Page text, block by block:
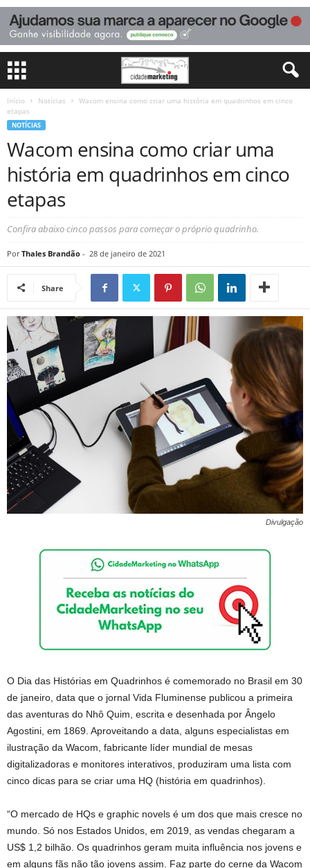
Início Notícias
Wacom ensina como criar uma história em quadrinhos em cinco
etapas
NOTÍCIAS
Wacom ensina como criar uma
história em quadrinhos em cinco
etapas
Confira abaixo cinco passos para começar o próprio quadrinho.
Por Thales Brandão - 28 de janeiro de 2021
Share
Divulgação
O Dia das Histórias em Quadrinhos é comemorado no Brasil em 30
de janeiro, data que o jornal Vida Fluminense publicou a primeira
das aventuras do Nhô Quim, escrita e desenhada por Ângelo
Agostini, em 1869. Aproveitando a data, alguns especialistas em
ilustração da Wacom, fabricante líder mundial de mesas
digitalizadoras e monitores interativos, produziram uma lista com
cinco dicas para se criar uma HQ (história em quadrinhos).
“O mercado de HQs e graphic novels é um dos que mais cresce no
mundo. Só nos Estados Unidos, em 2019, as vendas chegaram a
US$ 1,2 bilhão. Os quadrinhos geram muita influência nos jovens e
em alguns fãs não tão jovens assim. Faz parte do cerne da Wacom